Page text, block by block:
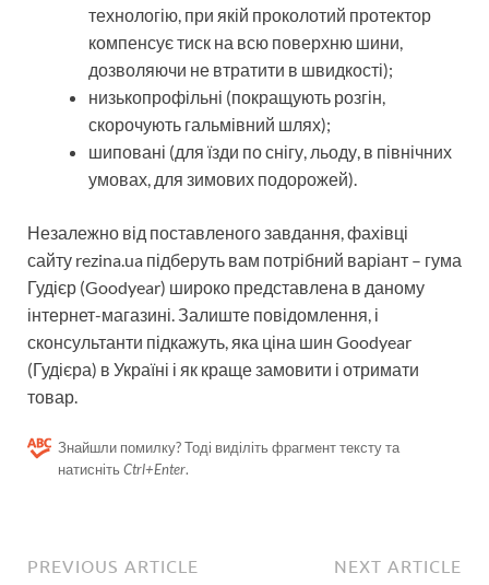
технологію, при якій проколотий протектор
компенсує тиск на всю поверхню шини,
дозволяючи не втратити в швидкості);
низькопрофільні (покращують розгін,
скорочують гальмівний шлях);
шиповані (для їзди по снігу, льоду, в північних
умовах, для зимових подорожей).
Незалежно від поставленого завдання, фахівці
сайту rezina.ua підберуть вам потрібний варіант – гума
Гудієр (Goodyear) широко представлена ​​в даному
інтернет-магазині. Залиште повідомлення, і
сконсультанти підкажуть, яка ціна шин Goodyear
(Гудієра) в Україні і як краще замовити і отримати
товар.
Знайшли помилку? Тоді виділіть фрагмент тексту та
натисніть Ctrl+Enter.
PREVIOUS ARTICLE NEXT ARTICLE